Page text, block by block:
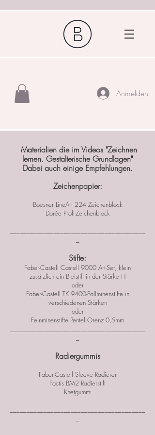
Anmelden
Materialien die im Videos "Zeichnen
lernen. Gestalterische Grundlagen"
Dabei auch einige Empfehlungen.
Zeichenpapier:
Boesner LineArt 224 Zeichenblock
Dorée Profi-Zeichenblock
Stifte:
Faber-Castell Castell 9000 Art-Set, klein
zusätzlich ein Bleistift in der Stärke H
oder
Faber-Castell TK 9400-Fallminenstifte in
verschiedenen Stärken
oder
Feinminenstifte Pentel Orenz 0,5mm
Radiergummis
Faber-Castell Sleeve Radierer
Factis BM2 Radierstift
Knetgummi